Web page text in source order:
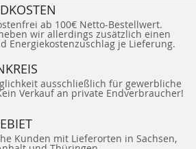
ab 100€ Netto-Bestellwert.
wir allerdings zusätzlich einen
Energiekostenzuschlag je Lieferung.
ausschließlich für gewerbliche
Verkauf an private Endverbraucher!
Kunden mit Lieferorten in Sachsen,